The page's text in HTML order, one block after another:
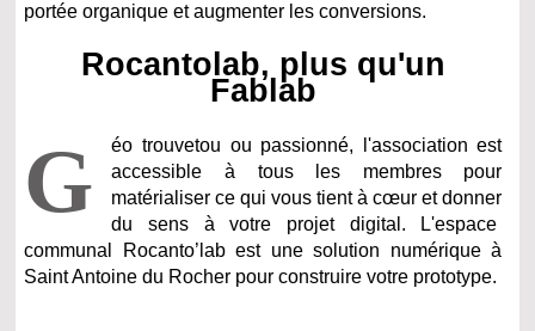
portée organique et augmenter les conversions.
Rocantolab, plus qu'un
Fablab
G
éo trouvetou ou passionné, l'association est
accessible à tous les membres pour
matérialiser ce qui vous tient à cœur et donner
du sens à votre projet digital. L'espace
communal Rocanto’lab est une solution numérique à
Saint Antoine du Rocher pour construire votre prototype.